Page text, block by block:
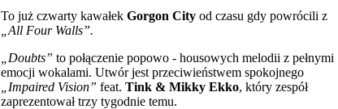
To już czwarty kawałek Gorgon Cityod czasu gdy powrócili z
„All Four Walls”.
„Doubts” to połączenie popowo - housowych melodii z pełnymi
emocji wokalami. Utwór jest przeciwieństwem spokojnego
„Impaired Vision” feat. Tink & Mikky Ekko, który zespół
zaprezentował trzy tygodnie temu.